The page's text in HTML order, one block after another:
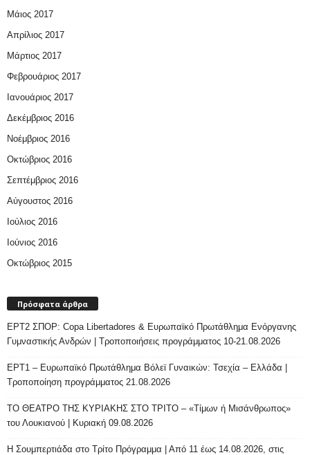
Μάιος 2017
Απρίλιος 2017
Μάρτιος 2017
Φεβρουάριος 2017
Ιανουάριος 2017
Δεκέμβριος 2016
Νοέμβριος 2016
Οκτώβριος 2016
Σεπτέμβριος 2016
Αύγουστος 2016
Ιούλιος 2016
Ιούνιος 2016
Οκτώβριος 2015
Πρόσφατα άρθρα
ΕΡΤ2 ΣΠΟΡ: Copa Libertadores & Ευρωπαϊκό Πρωτάθλημα Ενόργανης
Γυμναστικής Ανδρών | Τροποποιήσεις προγράμματος 10-21.08.2026
ΕΡΤ1 – Ευρωπαϊκό Πρωτάθλημα Βόλεϊ Γυναικών: Τσεχία – Ελλάδα |
Τροποποίηση προγράμματος 21.08.2026
ΤΟ ΘΕΑΤΡΟ ΤΗΣ ΚΥΡΙΑΚΗΣ ΣΤΟ ΤΡΙΤΟ – «Τίμων ή Μισάνθρωπος»
του Λουκιανού | Κυριακή 09.08.2026
H Σουμπερτιάδα στο Τρίτο Πρόγραμμα | Από 11 έως 14.08.2026, στις